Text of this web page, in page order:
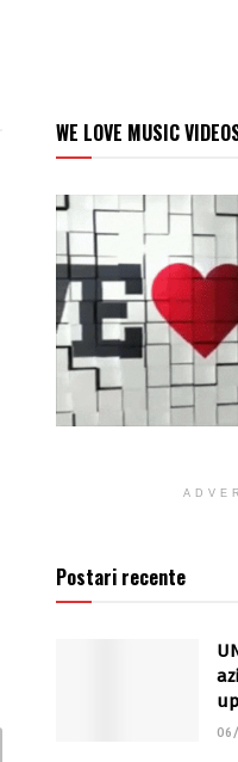
WE LOVE MUSIC
Postari recente